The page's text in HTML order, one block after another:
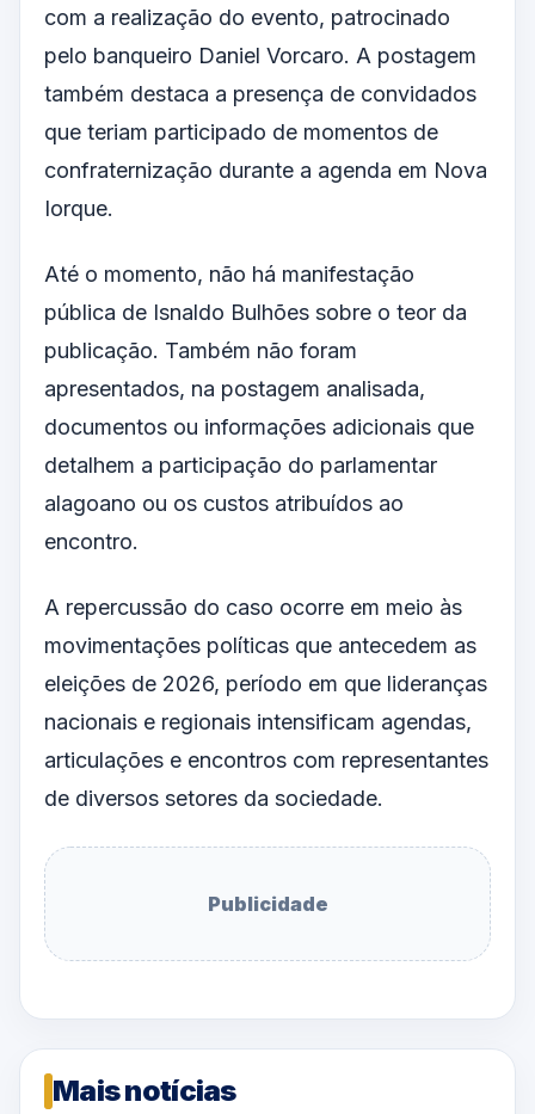
com a realização do evento, patrocinado
pelo banqueiro Daniel Vorcaro. A postagem
também destaca a presença de convidados
que teriam participado de momentos de
confraternização durante a agenda em Nova
Iorque.
Até o momento, não há manifestação
pública de Isnaldo Bulhões sobre o teor da
publicação. Também não foram
apresentados, na postagem analisada,
documentos ou informações adicionais que
detalhem a participação do parlamentar
alagoano ou os custos atribuídos ao
encontro.
A repercussão do caso ocorre em meio às
movimentações políticas que antecedem as
eleições de 2026, período em que lideranças
nacionais e regionais intensificam agendas,
articulações e encontros com representantes
de diversos setores da sociedade.
Publicidade
Mais notícias